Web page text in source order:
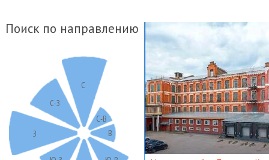
Поиск по направлению
С
С-В
В
З
С-З